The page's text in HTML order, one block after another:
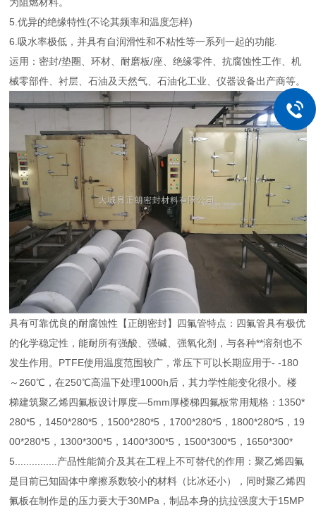
5.优异的绝缘特性(不论其频率和温度怎样)
6.吸水率极低，并具有自润滑性和不粘性等一系列一起的功能.
运用：密封/垫圈、环材、耐磨板/座、绝缘零件、抗腐蚀性工作、机
械零部件、衬层、石油及天然气、石油化工业、仪器设备出产商等。
具有可靠优良的耐腐蚀性【正朗密封】四氟管特点：四氟管具有极优
的化学稳定性，能耐所有强酸、强碱、强氧化剂，与各种**溶剂也不
发生作用。PTFE使用温度范围较广，常压下可以长期应用于- -180
～260℃，在250℃高温下处理1000h后，其力学性能变化很小。楼
梯建筑聚乙烯四氟板设计厚度—5mm厚楼梯四氟板常用规格：1350*
280*5，1450*280*5，1500*280*5，1700*280*5，1800*280*5，19
00*280*5，1300*300*5，1400*300*5，1500*300*5，1650*300*
5...............产品性能简介及其在工程上不可替代的作用：聚乙烯四氟
是目前已知固体中摩擦系数较小的材料（比冰还小），同时聚乙烯四
氟板在制作是的压力要大于30MPa，制品本身的抗拉强度大于15MP